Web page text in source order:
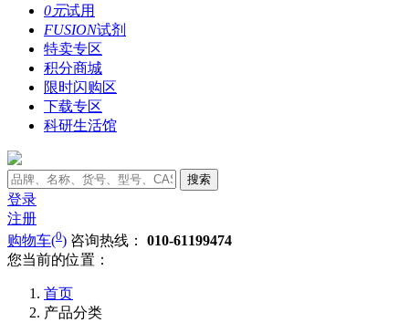
0元试用
FUSION试剂
特卖专区
积分商城
限时闪购区
下载专区
科研生活馆
搜索
登录
注册
购物车(0) 咨询热线： 010-61199474
您当前的位置：
首页
产品分类